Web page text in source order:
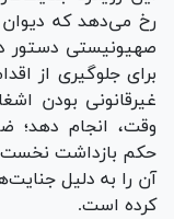
صهیونیستی دستور
برای جلوگیری از
غیرقانونی بودن
حکم بازداشت
آن را به دلیل
کرده است.